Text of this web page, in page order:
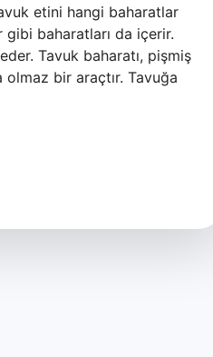
etini hangi baharatlar
gibi baharatları da içerir.
Tavuk baharatı, pişmiş
bir araçtır. Tavuğa